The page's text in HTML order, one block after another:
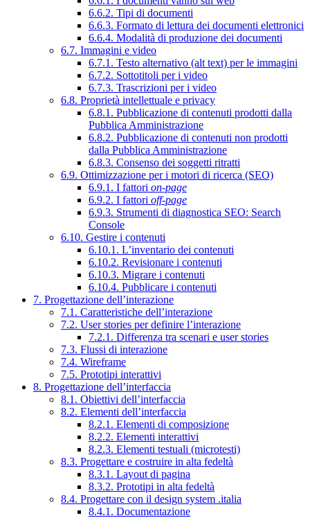
6.6.2. Tipi di documenti
6.6.3. Formato di lettura dei documenti elettronici
6.6.4. Modalità di produzione dei documenti
6.7. Immagini e video
6.7.1. Testo alternativo (alt text) per le immagini
6.7.2. Sottotitoli per i video
6.7.3. Trascrizioni per i video
6.8. Proprietà intellettuale e privacy
6.8.1. Pubblicazione di contenuti prodotti dalla
Pubblica Amministrazione
6.8.2. Pubblicazione di contenuti non prodotti
dalla Pubblica Amministrazione
6.8.3. Consenso dei soggetti ritratti
6.9. Ottimizzazione per i motori di ricerca (SEO)
6.9.1. I fattori on-page
6.9.2. I fattori off-page
6.9.3. Strumenti di diagnostica SEO: Search
Console
6.10. Gestire i contenuti
6.10.1. L’inventario dei contenuti
6.10.2. Revisionare i contenuti
6.10.3. Migrare i contenuti
6.10.4. Pubblicare i contenuti
7. Progettazione dell’interazione
7.1. Caratteristiche dell’interazione
7.2. User stories per definire l’interazione
7.2.1. Differenza tra scenari e user stories
7.3. Flussi di interazione
7.4. Wireframe
7.5. Prototipi interattivi
8. Progettazione dell’interfaccia
8.1. Obiettivi dell’interfaccia
8.2. Elementi dell’interfaccia
8.2.1. Elementi di composizione
8.2.2. Elementi interattivi
8.2.3. Elementi testuali (microtesti)
8.3. Progettare e costruire in alta fedeltà
8.3.1. Layout di pagina
8.3.2. Prototipi in alta fedeltà
8.4. Progettare con il design system .italia
8.4.1. Documentazione